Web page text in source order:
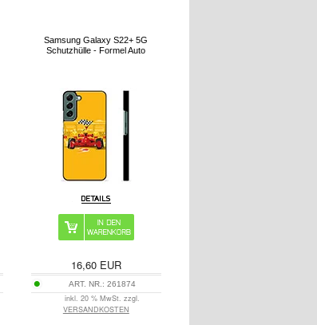
Samsung Galaxy S22+ 5G
Schutzhülle - Formel Auto
16,60EUR
ART. NR.: 261874
inkl. 20 % MwSt. zzgl.
VERSANDKOSTEN